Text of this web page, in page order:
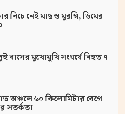
নিচে নেই মাছ ও মুরগি, ডিমের
বাসের মুখোমুখি সংঘর্ষে নিহত ৭
অঞ্চলে ৬০ কিলোমিটার বেগে
সতর্কতা